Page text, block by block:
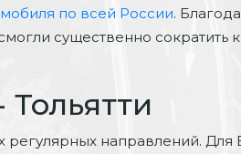
по всей России.
существенно сократить
направлений.